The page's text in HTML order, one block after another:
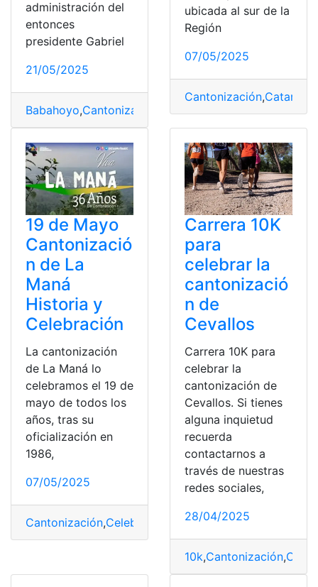
administración del
entonces
presidente Gabriel
21/05/2025
Babahoyo,Cantonización Celebración,Mayo,progreso
ubicada al sur de la
Región
07/05/2025
Cantonización,
19 de Mayo
Cantonizació
n de La
Maná
Historia y
Celebración
La cantonización
de La Maná lo
celebramos el 19 de
mayo de todos los
años, tras su
oficialización en
1986,
07/05/2025
Cantonización,Celebración Historia,Mana,
Carrera 10K
para
celebrar la
cantonizació
n de
Cevallos
Carrera 10K para
celebrar la
cantonización de
Cevallos. Si tienes
alguna inquietud
recuerda
contactarnos a
través de nuestras
redes sociales,
28/04/2025
10k,Cantonización,